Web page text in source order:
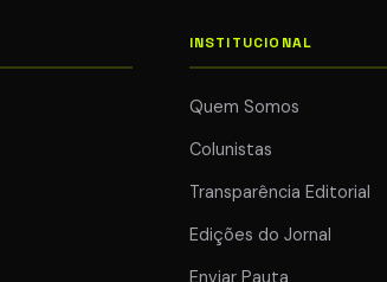
INSTITUCIONAL
Quem Somos
Colunistas
Transparência Editorial
Edições do Jornal
Enviar Pauta